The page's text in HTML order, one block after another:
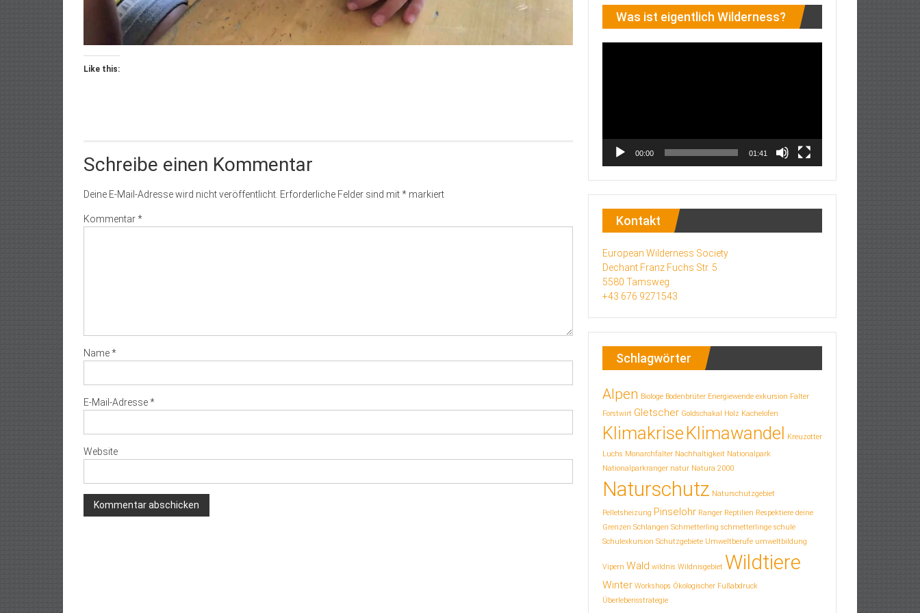
Like this:
Schreibe einen Kommentar
Deine E-Mail-Adresse wird nicht veröffentlicht. Erforderliche Felder sind mit* markiert
Kommentar*
Name*
E-Mail-Adresse*
Website
Was ist eigentlich Wilderness?
00:00 01:41
Kontakt
European Wilderness Society
Dechant Franz Fuchs Str. 5
5580 Tamsweg
+43 676 9271543
Schlagwörter
Alpen Biologe Bodenbrüter Energiewende exkursion Falter
Forstwirt Gletscher Goldschakal Holz Kachelofen
Klimakrise Klimawandel Kreuzotter
Luchs Monarchfalter Nachhaltigkeit Nationalpark
Nationalparkranger natur Natura 2000
Naturschutz Naturschutzgebiet
Pelletsheizung Pinselohr Ranger Reptilien Respektiere deine
Grenzen Schlangen Schmetterling schmetterlinge schule
Schulexkursion Schutzgebiete Umweltberufe umweltbildung
Vipern Wald wildnis Wildnisgebiet Wildtiere
Winter Workshops Ökologischer Fußabdruck
Überlebensstrategie